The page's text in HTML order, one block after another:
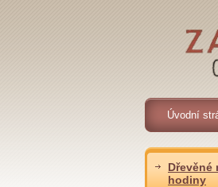
Úvodní
Dřevěné
hodiny